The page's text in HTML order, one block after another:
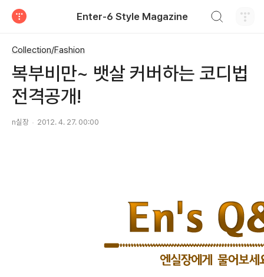
Enter-6 Style Magazine
Collection/Fashion
복부비만~ 뱃살 커버하는 코디법
전격공개!
n실장 2012. 4. 27. 00:00